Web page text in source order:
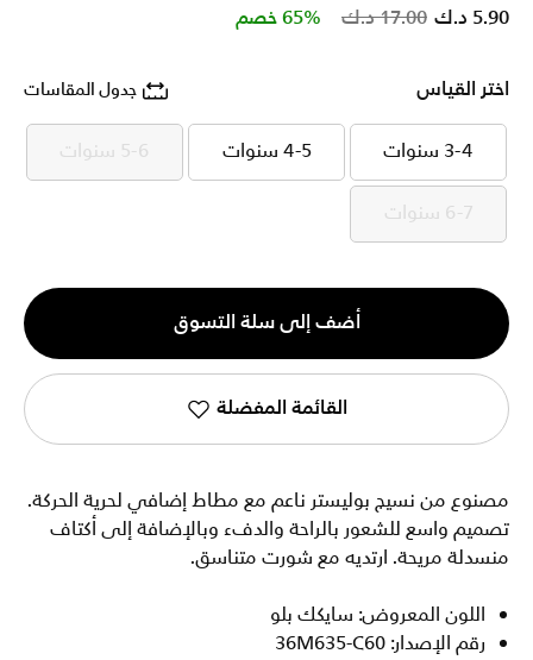
Price reduced from
17.00 د.ك to 5.90 د.ك 65% خصم
اختر القياس جدول المقاسات
3-4 سنوات 4-5 سنوات 4-5 سنوات 5-6 سنوات
5-6 سنوات
6-7 سنوات
الكمية
1
أضف إلى سلة التسوق
القائمة المفضلة
مصنوع من نسيج بوليستر ناعم مع مطاط إضافي لحرية الحركة.
تصميم واسع للشعور بالراحة والدفء وبالإضافة إلى أكتاف
منسدلة مريحة. ارتديه مع شورت متناسق.
اللون المعروض: سايكك بلو
رقم الإصدار: 36M635-C60